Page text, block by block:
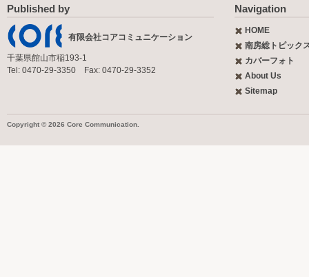
Published by
有限会社コアコミュニケーション
千葉県館山市稲193-1
Tel: 0470-29-3350 Fax: 0470-29-3352
Navigation
HOME
南房総トピック
カバーフォト
About Us
Sitemap
Copyright © 2026 Core Communication.